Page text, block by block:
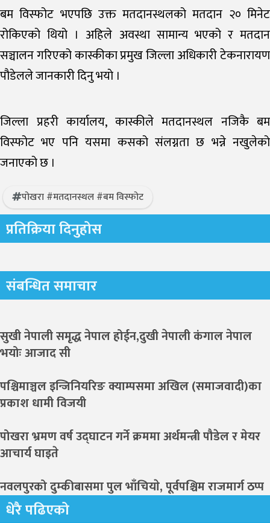
बम विस्फोट भएपछि उक्त मतदानस्थलको मतदान २० मिनेट
रोकिएको थियो । अहिले अवस्था सामान्य भएको र मतदान
सञ्चालन गरिएको कास्कीका प्रमुख जिल्ला अधिकारी टेकनारायण
पौडेलले जानकारी दिनु भयाे ।
जिल्ला प्रहरी कार्यालय, कास्कीले मतदानस्थल नजिकै बम
विस्फोट भए पनि यसमा कसको संलग्नता छ भन्ने नखुलेको
जनाएको छ ।
पोखरा #मतदानस्थल #बम विस्फोट
प्रतिक्रिया दिनुहोस
संबन्धित समाचार
सुखी नेपाली समृद्ध नेपाल होईन,दुखी नेपाली कंगाल नेपाल
भयोः आजाद सी
पश्चिमाञ्चल इन्जिनियरिङ क्याम्पसमा अखिल (समाजवादी)का
प्रकाश धामी विजयी
पोखरा भ्रमण वर्ष उद्घाटन गर्ने क्रममा अर्थमन्त्री पौडेल र मेयर
आचार्य घाइते
नवलपुरको दुम्कीबासमा पुल भाँचियाे, पूर्वपश्चिम राजमार्ग ठप्प
धेरै पढिएको